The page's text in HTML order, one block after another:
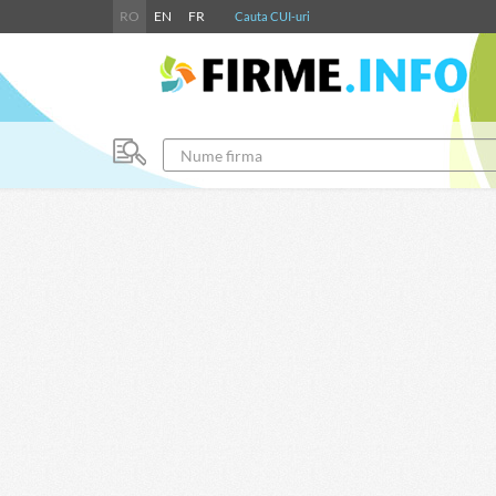
RO EN FR Cauta CUI-uri